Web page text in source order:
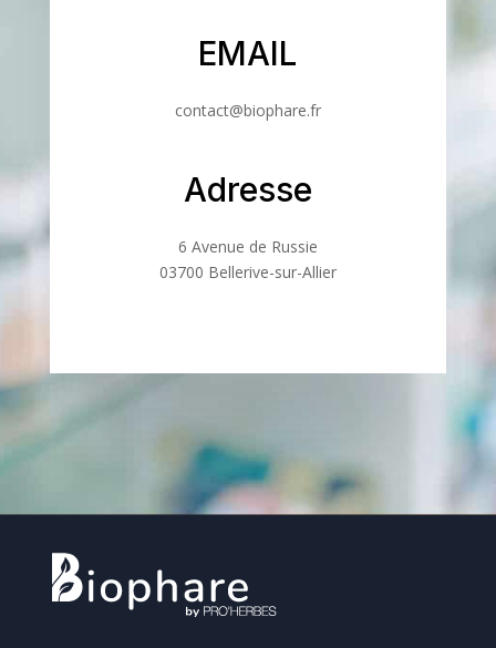
EMAIL
contact@biophare.fr
Adresse
6 Avenue de Russie
03700 Bellerive-sur-Allier